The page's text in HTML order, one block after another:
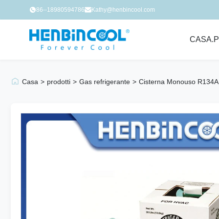
86--18980594786 Kathy@henbincool.com
CASA.
Casa > prodotti > Gas refrigerante > Cisterna Monouso